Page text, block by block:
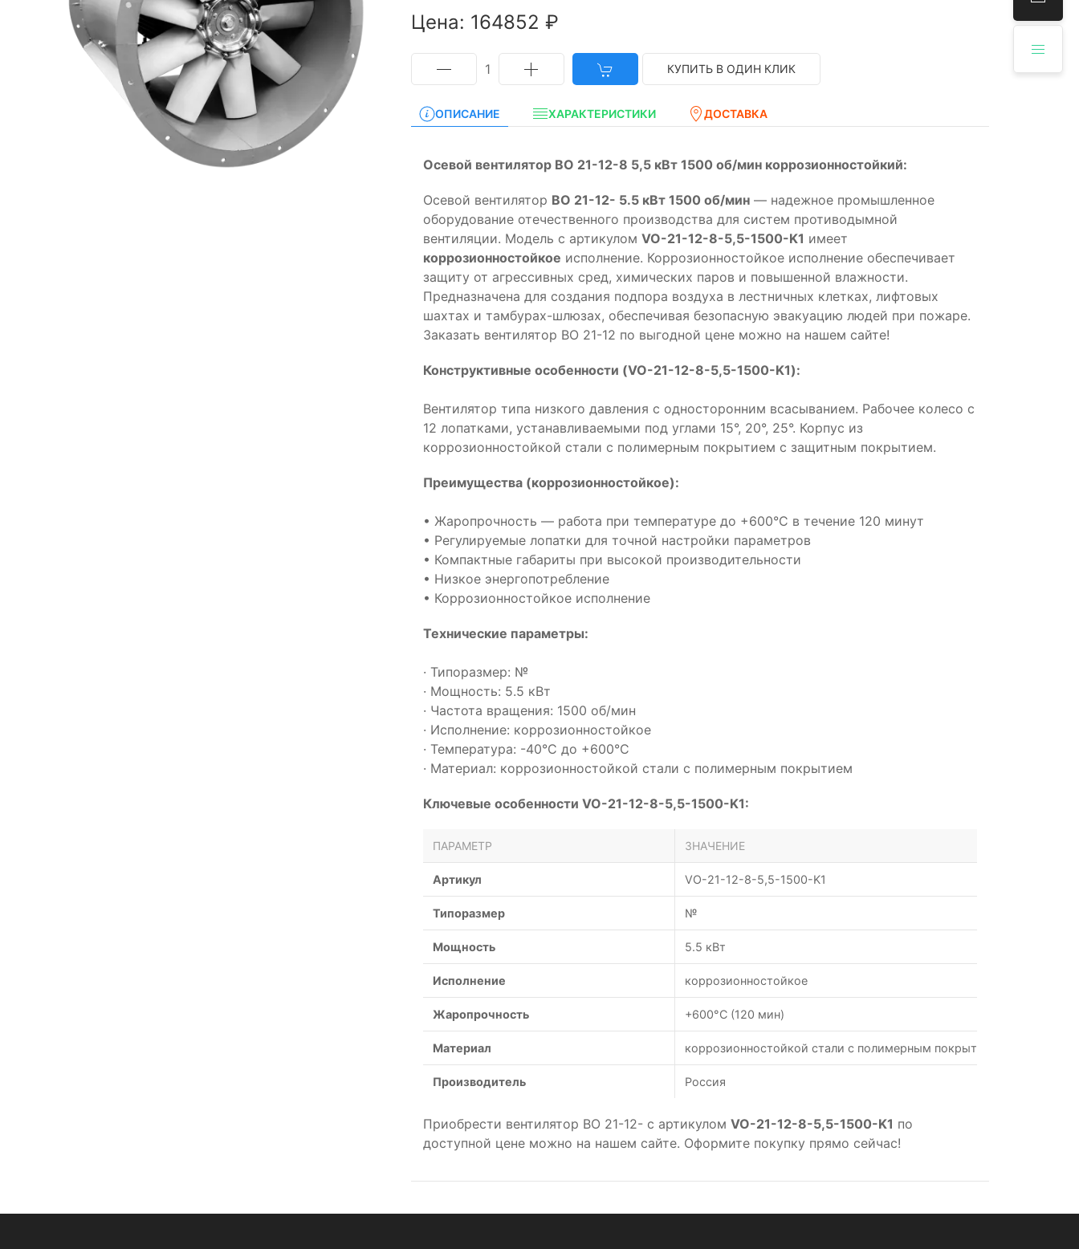
Цена: 164852 ₽
1 КУПИТЬ В ОДИН КЛИК
ОПИСАНИЕ ХАРАКТЕРИСТИКИ ДОСТАВКА
Осевой вентилятор ВО 21-12-8 5,5 кВт 1500 об/мин коррозионностойкий:
Осевой вентилятор ВО 21-12- 5.5 кВт 1500 об/мин — надежное промышленное
оборудование отечественного производства для систем противодымной
вентиляции. Модель с артикулом VO-21-12-8-5,5-1500-K1 имеет
коррозионностойкое исполнение. Коррозионностойкое исполнение обеспечивает
защиту от агрессивных сред, химических паров и повышенной влажности.
Предназначена для создания подпора воздуха в лестничных клетках, лифтовых
шахтах и тамбурах-шлюзах, обеспечивая безопасную эвакуацию людей при пожаре.
Заказать вентилятор ВО 21-12 по выгодной цене можно на нашем сайте!
Конструктивные особенности (VO-21-12-8-5,5-1500-K1):
Вентилятор типа низкого давления с односторонним всасыванием. Рабочее колесо с
12 лопатками, устанавливаемыми под углами 15°, 20°, 25°. Корпус из
коррозионностойкой стали с полимерным покрытием с защитным покрытием.
Преимущества (коррозионностойкое):
• Жаропрочность — работа при температуре до +600°С в течение 120 минут
• Регулируемые лопатки для точной настройки параметров
• Компактные габариты при высокой производительности
• Низкое энергопотребление
• Коррозионностойкое исполнение
Технические параметры:
· Типоразмер: №
· Мощность: 5.5 кВт
· Частота вращения: 1500 об/мин
· Исполнение: коррозионностойкое
· Температура: -40°С до +600°С
· Материал: коррозионностойкой стали с полимерным покрытием
Ключевые особенности VO-21-12-8-5,5-1500-K1:
ПАРАМЕТР ЗНАЧЕНИЕ
Артикул VO-21-12-8-5,5-1500-K1
Типоразмер №
Мощность 5.5 кВт
Исполнение коррозионностойкое
Жаропрочность +600°С (120 мин)
Материал коррозионностойкой стали с полимерным покрытием
Производитель Россия
Приобрести вентилятор ВО 21-12- с артикулом VO-21-12-8-5,5-1500-K1 по
доступной цене можно на нашем сайте. Оформите покупку прямо сейчас!